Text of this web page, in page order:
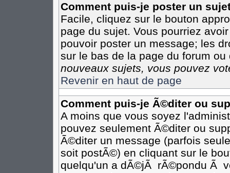
Comment puis-je poster un
Facile, cliquez sur le bouton
page du sujet. Vous pourriez
pouvoir poster un message; les
sur le bas de la page du forum
nouveaux sujets, vous pouvez
Revenir en haut de page
Comment puis-je Ã©diter ou
A moins que vous soyez
pouvez seulement Ã©diter ou
Ã©diter un message (parfois
soit postÃ©) en cliquant sur le
quelqu'un a dÃ©jÃ rÃ©pondu Ã